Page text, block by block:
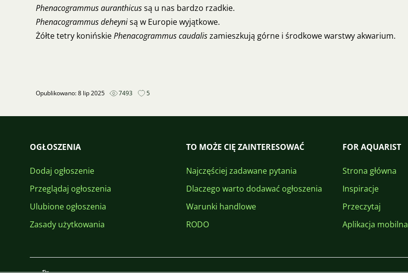
Phenacogrammus auranthicussą u nas bardzo rzadkie.
Phenacogrammus deheynisą w Europie wyjątkowe.
Żółte tetry konińskiePhenacogrammus caudaliszamieszkują górne i środkowe warstwy akwarium.
Opublikowano: 8 lip 2025 7493 5
OGŁOSZENIA
Dodaj ogłoszenie
Przeglądaj ogłoszenia
Ulubione ogłoszenia
Zasady użytkowania
TO MOŻE CIĘ ZAINTERESOWAĆ
Najczęściej zadawane pytania
Dlaczego warto dodawać ogłoszenia
Warunki handlowe
RODO
FOR AQUARIST
Strona główna
Inspiracje
Przeczytaj
Aplikacja mobilna